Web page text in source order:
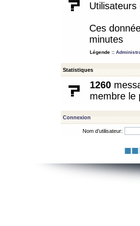
Ces
minutes
Légende ::
Statistiques
1260
membre le
Connexion
Nom d’utilisateur: